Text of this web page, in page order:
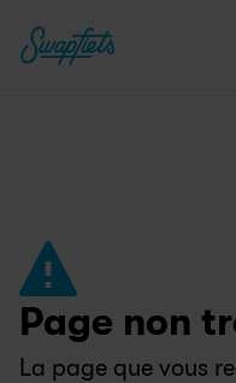
Page non
La page que vous